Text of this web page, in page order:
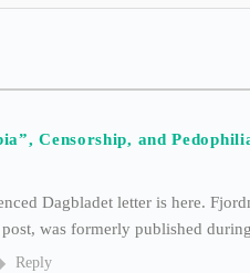
Censorship, and
Dagbladet letter is here.
was formerly published
Reply